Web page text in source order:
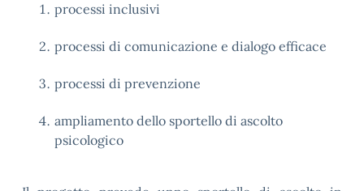
processi inclusivi
processi di comunicazione e dialogo efficace
processi di prevenzione
ampliamento dello sportello di ascolto
psicologico